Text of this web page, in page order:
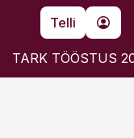
Telli
TARK TÖÖSTUS